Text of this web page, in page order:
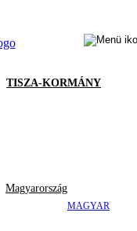
TISZA-KORMÁNY
Magyarország
MAGYAR